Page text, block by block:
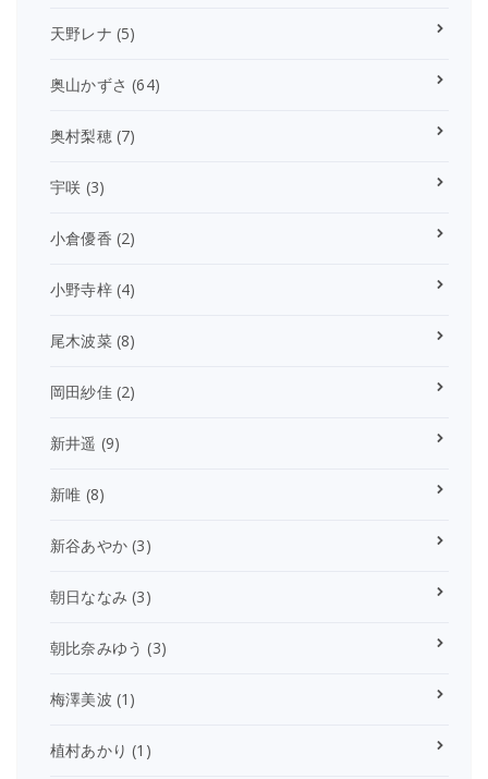
天野レナ (5)
奥山かずさ (64)
奥村梨穂(7)
宇咲 (3)
小倉優香 (2)
小野寺梓(4)
尾木波菜(8)
岡田紗佳(2)
新井遥 (9)
新唯 (8)
新谷あやか (3)
朝日ななみ (3)
朝比奈みゆう (3)
梅澤美波 (1)
植村あかり (1)